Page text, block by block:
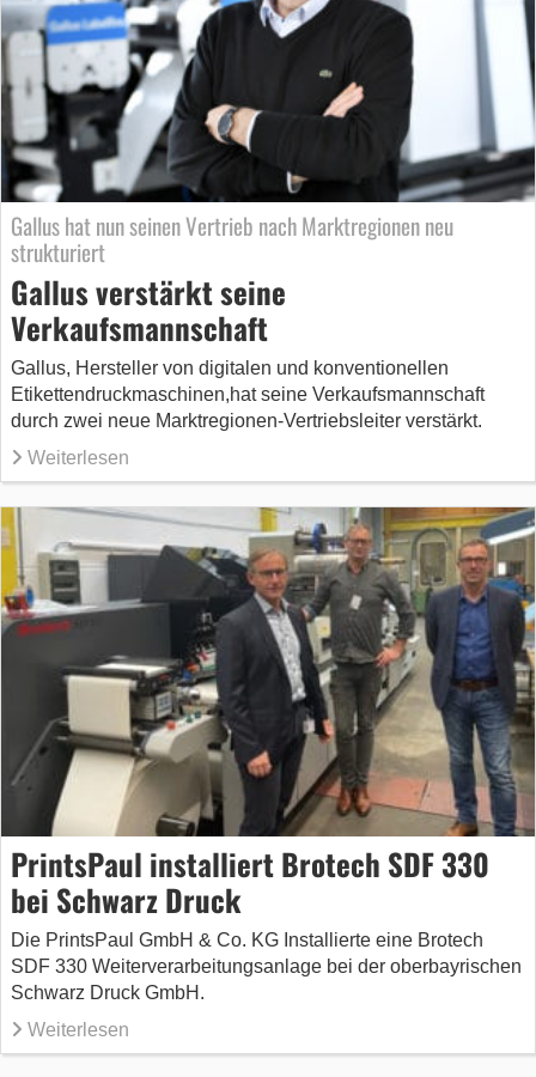
Gallus hat nun seinen Vertrieb nach Marktregionen neu
strukturiert
Gallus verstärkt seine
Verkaufsmannschaft
Gallus, Hersteller von digitalen und konventionellen
Etikettendruckmaschinen,hat seine Verkaufsmannschaft
durch zwei neue Marktregionen-Vertriebsleiter verstärkt.
Weiterlesen
PrintsPaul installiert Brotech SDF 330
bei Schwarz Druck
Die PrintsPaul GmbH & Co. KG Installierte eine Brotech
SDF 330 Weiterverarbeitungsanlage bei der oberbayrischen
Schwarz Druck GmbH.
Weiterlesen